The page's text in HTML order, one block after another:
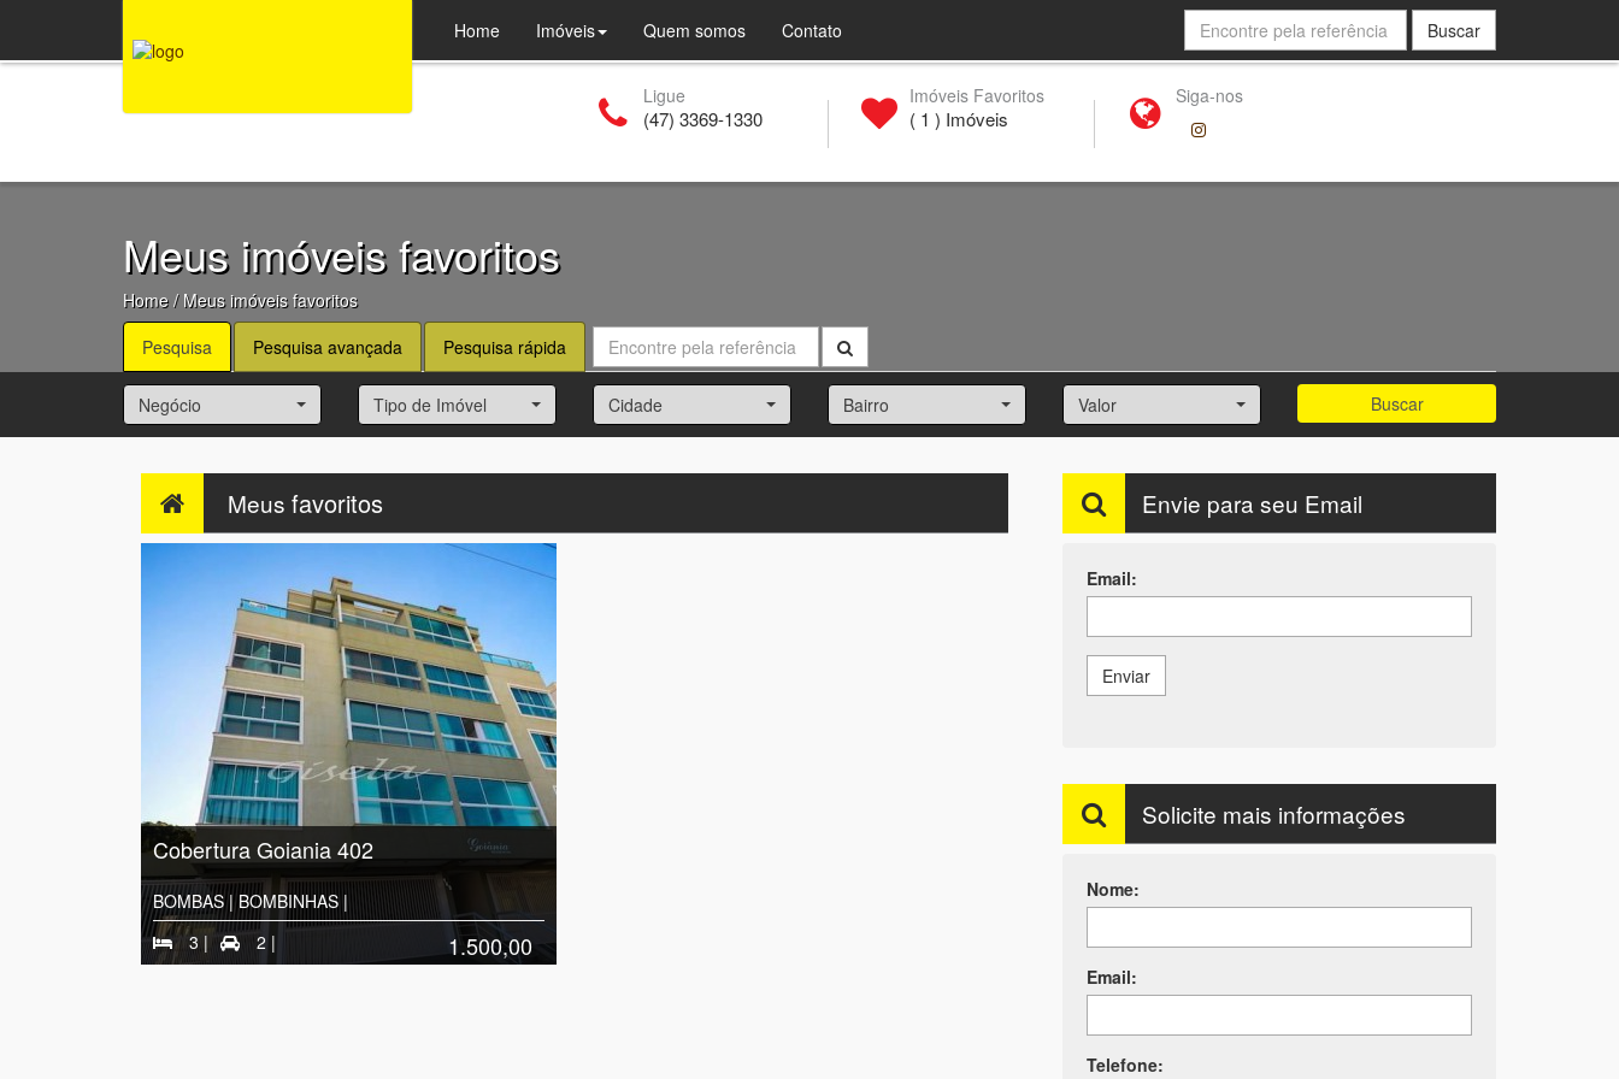
Ligue
(47) 3369-1330
Imóveis Favoritos
( 1 ) Imóveis
Siga-nos
Meus imóveis favoritos
Home / Meus imóveis favoritos
Pesquisa
Pesquisa avançada Pesquisa rápida
Negócio Tipo de Imóvel Cidade Bairro Valor Buscar
Home Imóveis Quem somos(current)Contato Buscar
Meus favoritos
Cobertura Goiania 402
BOMBAS | BOMBINHAS |
3 |
2 | 1.500,00
Envie para seu Email
Email:
Enviar
Solicite mais informações
Nome:
Email:
Telefone: